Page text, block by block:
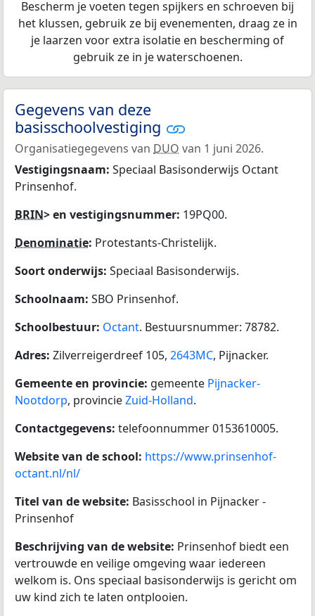
Bescherm je voeten tegen spijkers en schroeven bij
het klussen, gebruik ze bij evenementen, draag ze in
je laarzen voor extra isolatie en bescherming of
gebruik ze in je waterschoenen.
Gegevens van deze
basisschoolvestiging
Organisatiegegevens van DUO van 1 juni 2026.
Vestigingsnaam: Speciaal Basisonderwijs Octant
Prinsenhof.
BRIN> en vestigingsnummer: 19PQ00.
Denominatie: Protestants-Christelijk.
Soort onderwijs: Speciaal Basisonderwijs.
Schoolnaam: SBO Prinsenhof.
Schoolbestuur: Octant. Bestuursnummer: 78782.
Adres: Zilverreigerdreef 105, 2643MC, Pijnacker.
Gemeente en provincie: gemeente Pijnacker-
Nootdorp, provincieZuid-Holland.
Contactgegevens: telefoonnummer 0153610005.
Website van de school: https://www.prinsenhof-
octant.nl/nl/
Titel van de website: Basisschool in Pijnacker -
Prinsenhof
Beschrijving van de website: Prinsenhof biedt een
vertrouwde en veilige omgeving waar iedereen
welkom is. Ons speciaal basisonderwijs is gericht om
uw kind zich te laten ontplooien.